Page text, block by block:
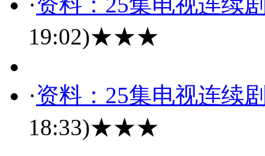
19:02)★★★
·资料：25集电视连续
18:33)★★★